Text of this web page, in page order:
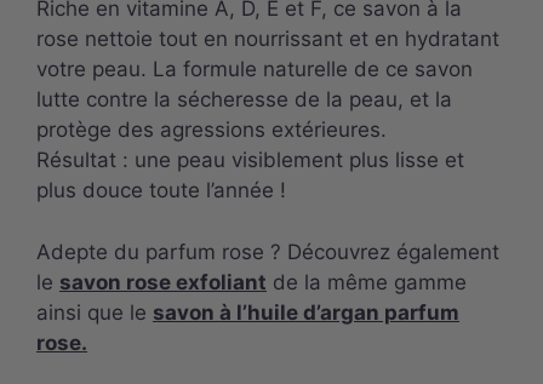
Riche en vitamine A, D, E et F, ce savon à la
rose nettoie tout en nourrissant et en hydratant
votre peau. La formule naturelle de ce savon
lutte contre la sécheresse de la peau, et la
protège des agressions extérieures.
Résultat : une peau visiblement plus lisse et
plus douce toute l’année !
Adepte du parfum rose ? Découvrez également
le savon rose exfoliant de la même gamme
ainsi que le savon à l’huile d’argan parfum
rose.